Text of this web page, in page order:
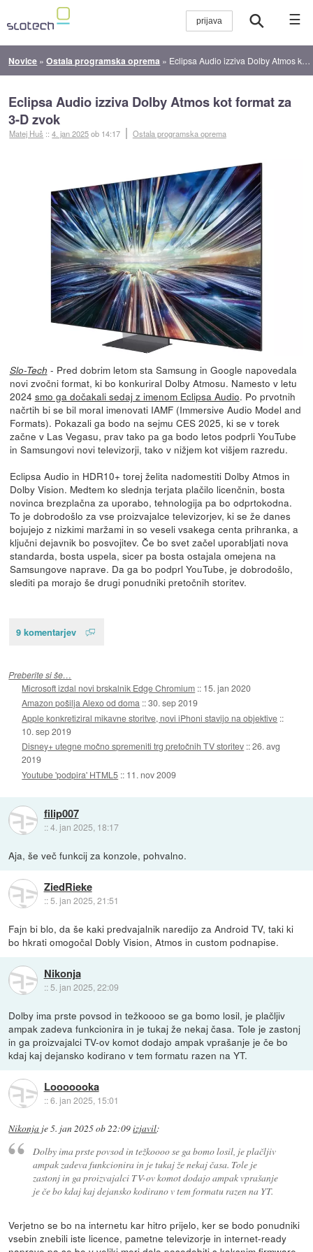
☰
Novice »Ostala programska oprema » Eclipsa Audio izziva Dolby Atmos kot format za 3-D zvok
Eclipsa Audio izziva Dolby Atmos kot format za
3-D zvok
Matej Huš ::4. jan 2025ob 14:17 Ostala programska oprema
Slo-Tech - Pred dobrim letom sta Samsung in Google napovedala
novi zvočni format, ki bo konkuriral Dolby Atmosu. Namesto v letu
2024 smo ga dočakali sedaj z imenom Eclipsa Audio. Po prvotnih
načrtih bi se bil moral imenovati IAMF (Immersive Audio Model and
Formats). Pokazali ga bodo na sejmu CES 2025, ki se v torek
začne v Las Vegasu, prav tako pa ga bodo letos podprli YouTube
in Samsungovi novi televizorji, tako v nižjem kot višjem razredu.
Eclipsa Audio in HDR10+ torej želita nadomestiti Dolby Atmos in
Dolby Vision. Medtem ko slednja terjata plačilo licenčnin, bosta
novinca brezplačna za uporabo, tehnologija pa bo odprtokodna.
To je dobrodošlo za vse proizvajalce televizorjev, ki se že danes
bojujejo z nizkimi maržami in so veseli vsakega centa prihranka, a
ključni dejavnik bo posvojitev. Če bo svet začel uporabljati nova
standarda, bosta uspela, sicer pa bosta ostajala omejena na
Samsungove naprave. Da ga bo podprl YouTube, je dobrodošlo,
slediti pa morajo še drugi ponudniki pretočnih storitev.
9 komentarjev
Preberite si še…
Microsoft izdal novi brskalnik Edge Chromium :: 15. jan 2020
Amazon pošilja Alexo od doma ::30. sep 2019
Apple konkretiziral mikavne storitve, novi iPhoni stavijo na objektive ::
10. sep 2019
Disney+ utegne močno spremeniti trg pretočnih TV storitev ::26. avg
2019
Youtube 'podpira' HTML5 :: 11. nov 2009
filip007
::4. jan 2025, 18:17
Aja, še več funkcij za konzole, pohvalno.
ZiedRieke
::5. jan 2025, 21:51
Fajn bi blo, da še kaki predvajalnik naredijo za Android TV, taki ki
bo hkrati omogočal Dobly Vision, Atmos in custom podnapise.
Nikonja
:: 5. jan 2025, 22:09
Dolby ima prste povsod in težkoooo se ga bomo losil, je plačljiv
ampak zadeva funkcionira in je tukaj že nekaj časa. Tole je zastonj
in ga proizvajalci TV-ov komot dodajo ampak vprašanje je če bo
kdaj kaj dejansko kodirano v tem formatu razen na YT.
Looooooka
::6. jan 2025, 15:01
Nikonja je5. jan 2025 ob 22:09izjavil:
Dolby ima prste povsod in težkoooo se ga bomo losil, je plačljiv
ampak zadeva funkcionira in je tukaj že nekaj časa. Tole je
zastonj in ga proizvajalci TV-ov komot dodajo ampak vprašanje
je če bo kdaj kaj dejansko kodirano v tem formatu razen na YT.
Verjetno se bo na internetu kar hitro prijelo, ker se bodo ponudniki
vsebin znebili iste licence, pametne televizorje in internet-ready